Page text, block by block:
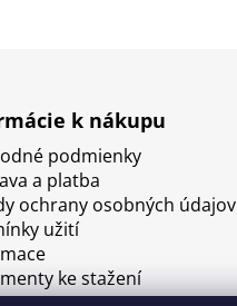
k nákupu
podmienky
a platba
ochrany osobných údajov
užití
ke stažení